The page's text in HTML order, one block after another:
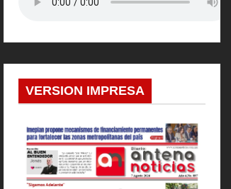
VERSION IMPRESA